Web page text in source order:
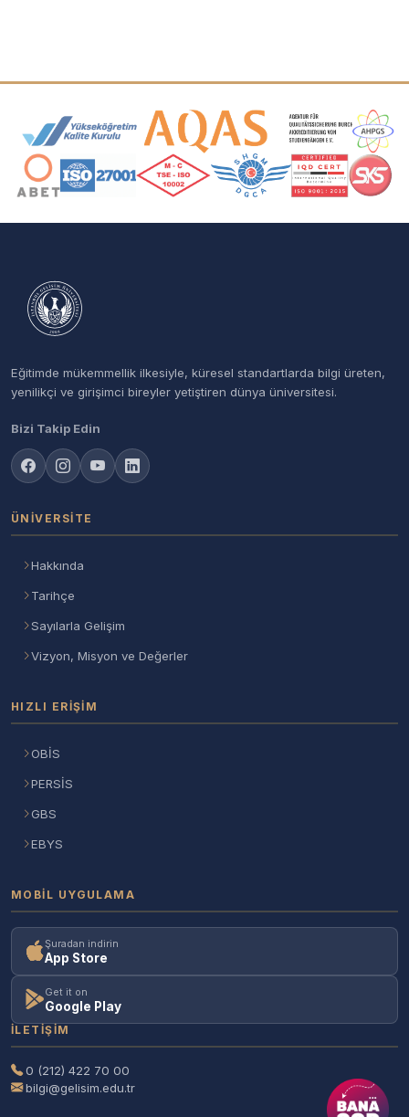
Akreditasyon ve Üyelik Logoları
Eğitimde mükemmellik ilkesiyle, küresel standartlarda bilgi üreten,
yenilikçi ve girişimci bireyler yetiştiren dünya üniversitesi.
Bizi Takip Edin
ÜNIVERSITE
Hakkında
Tarihçe
Sayılarla Gelişim
Vizyon, Misyon ve Değerler
HIZLI ERIŞIM
OBİS
PERSİS
GBS
EBYS
MOBIL UYGULAMA
Şuradan indirin
App Store
Get it on
Google Play
İLETIŞIM
0 (212) 422 70 00
bilgi@gelisim.edu.tr